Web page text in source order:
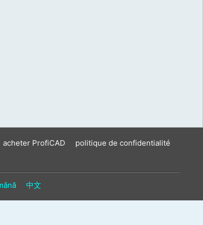
acheter ProfiCAD
politique de confidentialité
中文